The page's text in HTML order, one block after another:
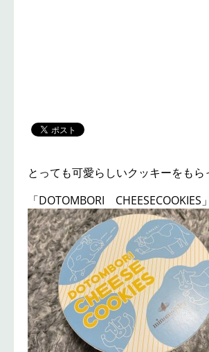
とっても可愛らしいクッキーをもら
「DOTOMBORI CHEESECOOKIES」